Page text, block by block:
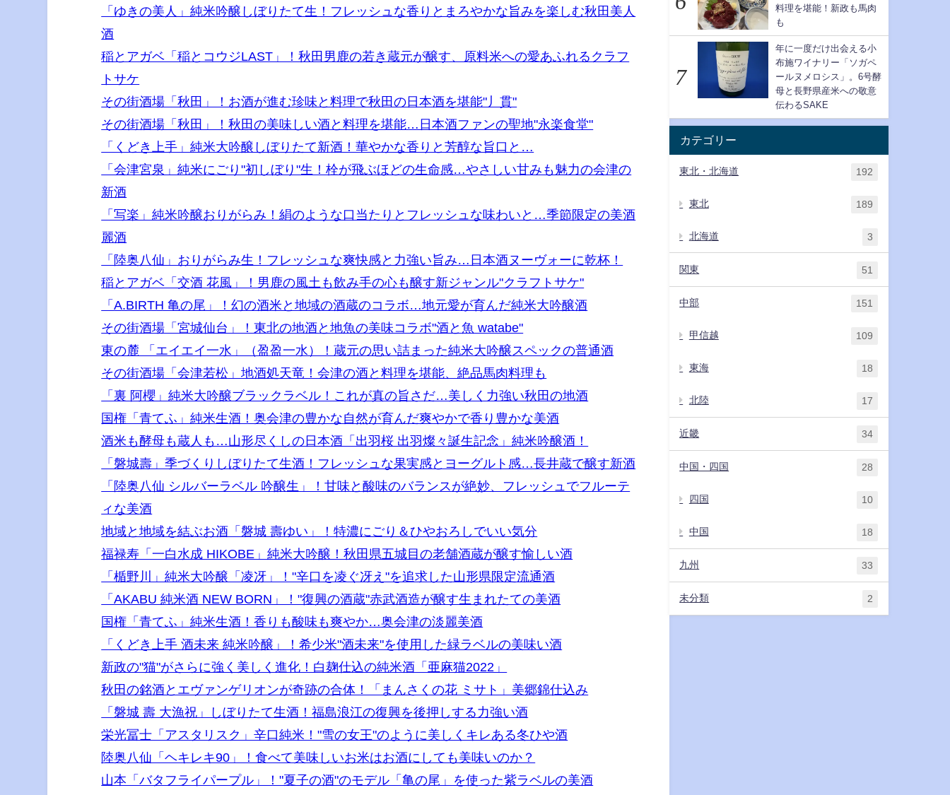
「ゆきの美人」純米吟醸しぼりたて生！フレッシュな香りとまろやかな旨みを楽しむ秋田美人
酒
稲とアガベ「稲とコウジLAST」！秋田男鹿の若き蔵元が醸す、原料米への愛あふれるクラフ
トサケ
その街酒場「秋田」！お酒が進む珍味と料理で秋田の日本酒を堪能"丿貫"
その街酒場「秋田」！秋田の美味しい酒と料理を堪能…日本酒ファンの聖地"永楽食堂"
「くどき上手」純米大吟醸しぼりたて新酒！華やかな香りと芳醇な旨口と…
「会津宮泉」純米にごり"初しぼり"生！栓が飛ぶほどの生命感…やさしい甘みも魅力の会津の
新酒
「写楽」純米吟醸おりがらみ！絹のような口当たりとフレッシュな味わいと…季節限定の美酒
麗酒
「陸奥八仙」おりがらみ生！フレッシュな爽快感と力強い旨み…日本酒ヌーヴォーに乾杯！
稲とアガベ「交酒 花風」！男鹿の風土も飲み手の心も醸す新ジャンル"クラフトサケ"
「A.BIRTH 亀の尾」！幻の酒米と地域の酒蔵のコラボ…地元愛が育んだ純米大吟醸酒
その街酒場「宮城仙台」！東北の地酒と地魚の美味コラボ"酒と魚 watabe"
東の麓 「エイエイ一水」（盈盈一水）！蔵元の思い詰まった純米大吟醸スペックの普通酒
その街酒場「会津若松」地酒処天竜！会津の酒と料理を堪能、絶品馬肉料理も
「裏 阿櫻」純米大吟醸ブラックラベル！これが真の旨さだ…美しく力強い秋田の地酒
国権「青てふ」純米生酒！奥会津の豊かな自然が育んだ爽やかで香り豊かな美酒
酒米も酵母も蔵人も…山形尽くしの日本酒「出羽桜 出羽燦々誕生記念」純米吟醸酒！
「磐城壽」季づくりしぼりたて生酒！フレッシュな果実感とヨーグルト感…長井蔵で醸す新酒
「陸奥八仙 シルバーラベル 吟醸生」！甘味と酸味のバランスが絶妙、フレッシュでフルーテ
ィな美酒
地域と地域を結ぶお酒「磐城 壽ゆい」！特濃にごり＆ひやおろしでいい気分
福禄寿「一白水成 HIKOBE」純米大吟醸！秋田県五城目の老舗酒蔵が醸す愉しい酒
「楯野川」純米大吟醸「凌冴」！"辛口を凌ぐ冴え"を追求した山形県限定流通酒
「AKABU 純米酒 NEW BORN」！"復興の酒蔵"赤武酒造が醸す生まれたての美酒
国権「青てふ」純米生酒！香りも酸味も爽やか…奥会津の淡麗美酒
「くどき上手 酒未来 純米吟醸」！希少米"酒未来"を使用した緑ラベルの美味い酒
新政の"猫"がさらに強く美しく進化！白麹仕込の純米酒「亜麻猫2022」
秋田の銘酒とエヴァンゲリオンが奇跡の合体！「まんさくの花 ミサト」美郷錦仕込み
「磐城 壽 大漁祝」しぼりたて生酒！福島浪江の復興を後押しする力強い酒
栄光冨士「アスタリスク」辛口純米！"雪の女王"のように美しくキレある冬ひや酒
陸奥八仙「ヘキレキ90」！食べて美味しいお米はお酒にしても美味いのか？
山本「バタフライパープル」！"夏子の酒"のモデル「亀の尾」を使った紫ラベルの美酒
料理を堪能！新政も馬肉
も
年に一度だけ出会える小
布施ワイナリー「ソガペ
ールヌメロシス」。6号酵
母と長野県産米への敬意
伝わるSAKE
カテゴリー
東北・北海道 192
東北 189
北海道 3
関東 51
中部 151
甲信越 109
東海 18
北陸 17
近畿 34
中国・四国 28
四国 10
中国 18
九州 33
未分類 2